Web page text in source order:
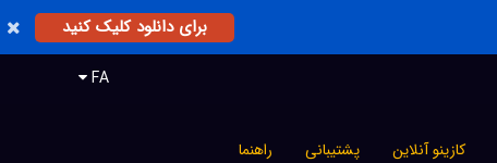
برای دانلود کلیک کنید
FA
کازینو آنلاین پشتیبانی راهنما